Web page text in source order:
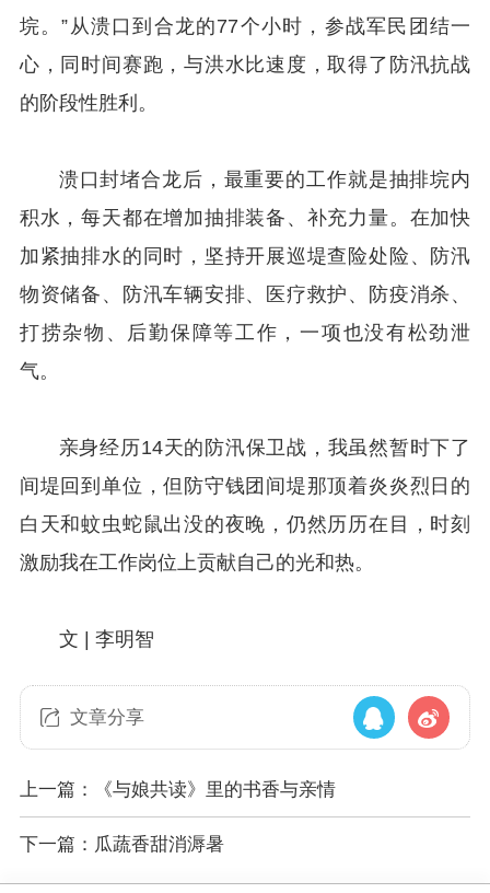
垸。”从溃口到合龙的77个小时，参战军民团结一
心，同时间赛跑，与洪水比速度，取得了防汛抗战
的阶段性胜利。
溃口封堵合龙后，最重要的工作就是抽排垸内
积水，每天都在增加抽排装备、补充力量。在加快
加紧抽排水的同时，坚持开展巡堤查险处险、防汛
物资储备、防汛车辆安排、医疗救护、防疫消杀、
打捞杂物、后勤保障等工作，一项也没有松劲泄
气。
亲身经历14天的防汛保卫战，我虽然暂时下了
间堤回到单位，但防守钱团间堤那顶着炎炎烈日的
白天和蚊虫蛇鼠出没的夜晚，仍然历历在目，时刻
激励我在工作岗位上贡献自己的光和热。
文 | 李明智
文章分享
上一篇：《与娘共读》里的书香与亲情
下一篇：瓜蔬香甜消溽暑